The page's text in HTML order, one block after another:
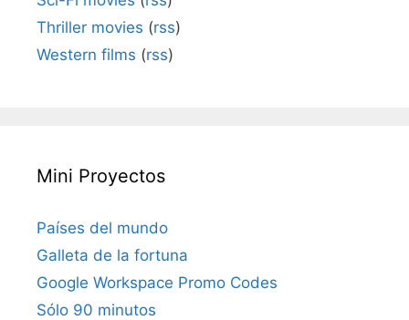
Thriller movies (rss)
Western films (rss)
Mini Proyectos
Países del mundo
Galleta de la fortuna
Google Workspace Promo Codes
Sólo 90 minutos